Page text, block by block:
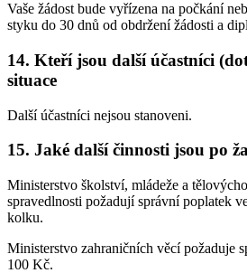
Vaše žádost bude vyřízena na počkání
styku do 30 dnů od obdržení žádosti a
14. Kteří jsou další účastníci
situace
Další účastníci nejsou stanoveni.
15. Jaké další činnosti jsou po
Ministerstvo školství, mládeže a
spravedlnosti požadují správní poplatek
kolku.
Ministerstvo zahraničních věcí požaduje
100 Kč.